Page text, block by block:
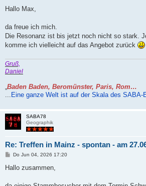
i
a
Hallo Max,
da freue ich mich.
Die Resonanz ist bis jetzt noch nicht so stark.
komme ich vielleicht auf das Angebot zurück
Gruß,
Daniel
„Baden Baden, Beromünster, Paris, Rom…
... Eine ganze Welt ist auf der Skala des SABA-
SABA78
Geographik
Re: Treffen in Mainz - spontan - am
B
i
a
Do Jun 04, 2026 17:20
Hallo zusammen,